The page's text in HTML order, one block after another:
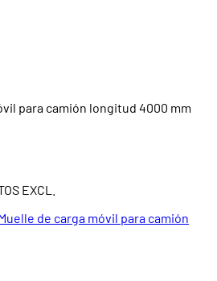
para camión longitud 4000 mm
EXCL.
de carga móvil para camión